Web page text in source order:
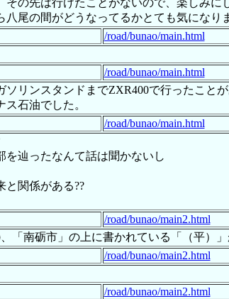
の先は行けたことがないので、楽しみに
八尾の間がどうなってるかとても気になり
/road/bunao/main.html
/road/bunao/main.html
リンスタンドまでZXR400で行ったこと
石油でした。
/road/bunao/main.html
を辿ったなんて話は聞かないし
と関係がある??
/road/bunao/main2.html
「南砺市」の上に書かれている「（平）
/road/bunao/main2.html
/road/bunao/main2.html